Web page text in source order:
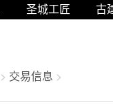
圣城工匠 古
> 交易信息 >